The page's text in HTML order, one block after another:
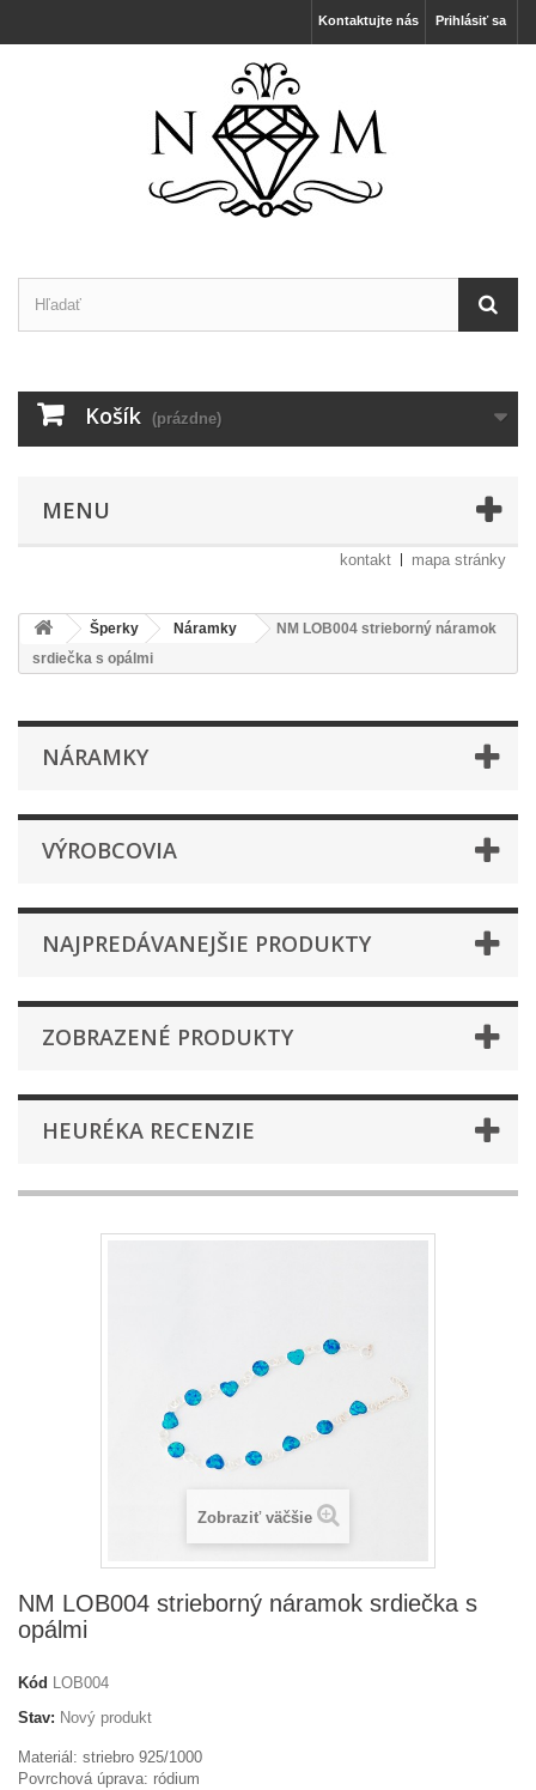
Prihlásiť sa
Kontaktujte nás
Košík (prázdne)
MENU
kontakt mapa stránky
Šperky Náramky
NM LOB004 strieborný náramok
srdiečka s opálmi
NÁRAMKY
VÝROBCOVIA
NAJPREDÁVANEJŠIE PRODUKTY
ZOBRAZENÉ PRODUKTY
HEURÉKA RECENZIE
Zobraziť väčšie
NM LOB004 strieborný náramok srdiečka s
opálmi
Kód LOB004
Stav: Nový produkt
Materiál: striebro 925/1000
Povrchová úprava: ródium